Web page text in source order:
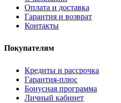
Оплата и доставка
Гарантия и возврат
Контакты
Покупателям
Кредиты и рассрочка
Гарантия-плюс
Бонусная программа
Личный кабинет